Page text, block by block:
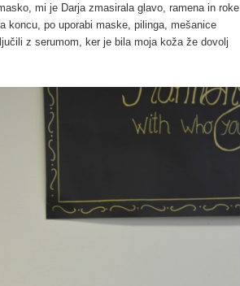
mi je Darja zmasirala glavo, ramena in roke.
koncu, po uporabi maske, pilinga, mešanice
z serumom, ker je bila moja koža že dovolj